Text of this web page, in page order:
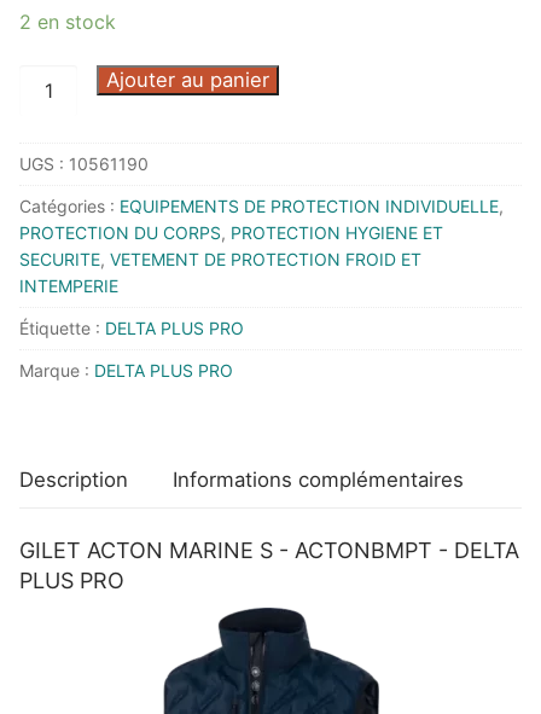
2 en stock
quantité
ACTON
MARINE
S
-
ACTONBMPT
-
PLUS
Ajouter au panier
UGS : 10561190
Catégories : EQUIPEMENTS DE PROTECTION INDIVIDUELLE,
PROTECTION DU CORPS, PROTECTION HYGIENE ET
SECURITE, VETEMENT DE PROTECTION FROID ET
INTEMPERIE
Étiquette : DELTA PLUS PRO
Marque : DELTA PLUS PRO
Description Informations complémentaires
GILET ACTON MARINE S - ACTONBMPT - DELTA
PLUS PRO